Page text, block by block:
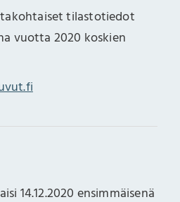
tilastotiedot
vuotta 2020 koskien
14.12.2020 ensimmäisenä